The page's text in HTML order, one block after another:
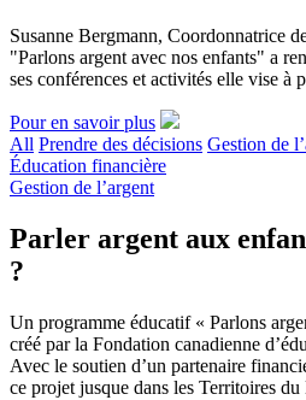
Susanne Bergmann, Coordonnatrice
"Parlons argent avec nos enfants" a
ses conférences et activités elle vise à
Pour en savoir plus
All Prendre des décisions Gestion de
Éducation financière
Gestion de l’argent
Parler argent aux
?
Un programme éducatif « Parlons
créé par la Fondation canadienne
Avec le soutien d’un partenaire
ce projet jusque dans les Territoires